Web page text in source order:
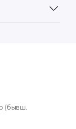
(бывш.